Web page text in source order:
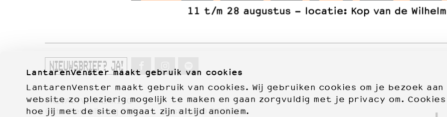
LantarenVenster maakt gebruik van cookies
LantarenVenster maakt gebruik van cookies. Wij gebruiken cookies om je bezoek aan
website zo plezierig mogelijk te maken en gaan zorgvuldig met je privacy om.
hoe jij met de site omgaat zijn altijd anoniem.
NIEUWSBRIEF? JA!
PRIVACYVERKLARING
Otto Reuchlinweg 996
kassa:010 2772277